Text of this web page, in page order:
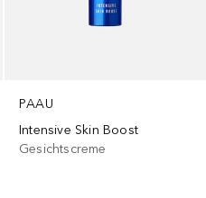
PAAU
Intensive Skin Boost
Gesichtscreme